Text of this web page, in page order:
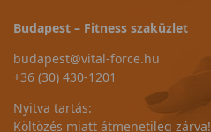
Budapest – Fitness szaküzlet
budapest@vital-force.hu
+36 (30) 430-1201
Nyitva tartás:
Költözés miatt átmenetileg zárva!